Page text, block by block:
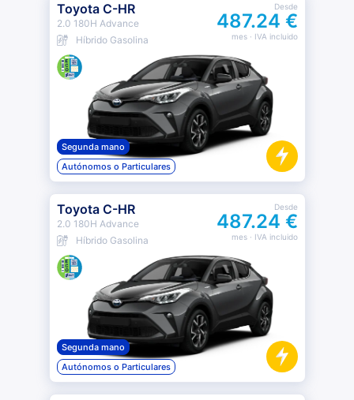
Toyota C-HR
2.0 180H Advance
Híbrido Gasolina
Desde
487.24 €
mes· IVA incluido
Segunda mano
Autónomos o Particulares
Toyota C-HR
2.0 180H Advance
Híbrido Gasolina
Desde
487.24 €
mes· IVA incluido
Segunda mano
Autónomos o Particulares